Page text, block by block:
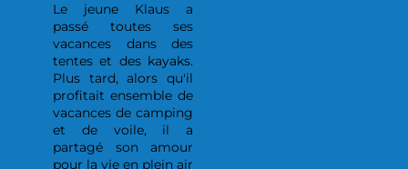
Le jeune Klaus a
passé toutes ses
vacances dans des
tentes et des kayaks.
Plus tard, alors qu'il
profitait ensemble de
vacances de camping
et de voile, il a
partagé son amour
pour la vie en plein air